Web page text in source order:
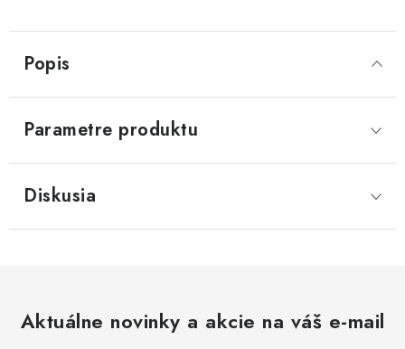
Popis
Parametre produktu
Diskusia
Aktuálne novinky a akcie na váš e-mail